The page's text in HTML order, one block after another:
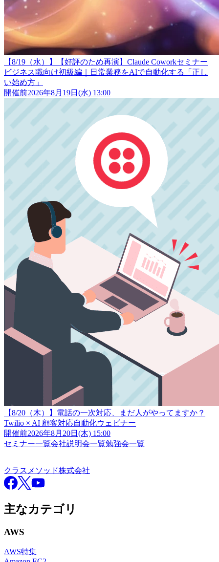
【8/19（水）】【好評のため再演】Claude Coworkセミナー
ビジネス職向け初級編｜日常業務をAIで自動化する「正し
い始め方」
開催前2026年8月19日(水) 13:00
【8/20（木）】電話の一次対応、まだ人がやってますか？
Twilio × AI 顧客対応自動化ウェビナー
開催前2026年8月20日(木) 15:00
セミナー一覧会社説明会一覧勉強会一覧
クラスメソッド株式会社
Facebook
X YouTube
主なカテゴリ
AWS
AWS特集